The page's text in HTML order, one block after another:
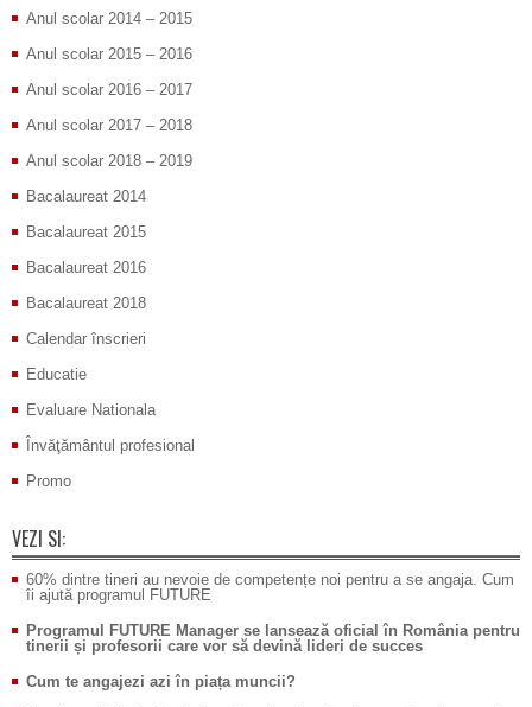
Anul scolar 2014 – 2015
Anul scolar 2015 – 2016
Anul scolar 2016 – 2017
Anul scolar 2017 – 2018
Anul scolar 2018 – 2019
Bacalaureat 2014
Bacalaureat 2015
Bacalaureat 2016
Bacalaureat 2018
Calendar înscrieri
Educatie
Evaluare Nationala
Învăţământul profesional
Promo
VEZI SI:
60% dintre tineri au nevoie de competențe noi pentru a se angaja. Cum
îi ajută programul FUTURE
Programul FUTURE Manager se lansează oficial în România pentru
tinerii și profesorii care vor să devină lideri de succes
Cum te angajezi azi în piața muncii?